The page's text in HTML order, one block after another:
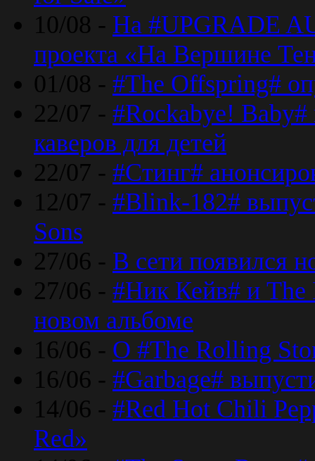
10/08 - На #UPGRADE
проекта «На Вершине
01/08 - #The Offspring#
22/07 - #Rockabye!
каверов для детей
22/07 - #Стинг#
12/07 - #Blink-182#
Sons
27/06 - В сети появился
27/06 - #Ник Кейв# и The
новом альбоме
16/06 - О #The Rolling
16/06 - #Garbage#
14/06 - #Red Hot Chili
Red»